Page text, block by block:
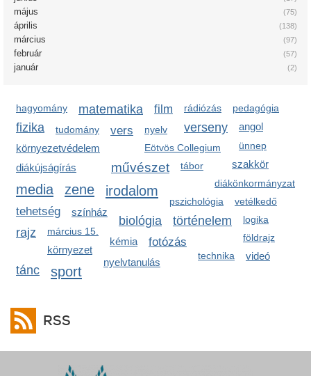
(75)
május
(138)
április
(97)
március
(57)
február
(2)
január
hagyomány matematika film rádiózás pedagógia
fizika verseny angol
tudomány vers nyelv
környezetvédelem Eötvös Collegium ünnep
szakkör
művészet
diákújságírás
tábor
diákönkormányzat
media zene irodalom
pszichológia vetélkedő
tehetség színház
biológia történelem logika
rajz március 15.
földrajz
kémia fotózás
környezet technika
nyelvtanulás
videó
tánc sport
RSS